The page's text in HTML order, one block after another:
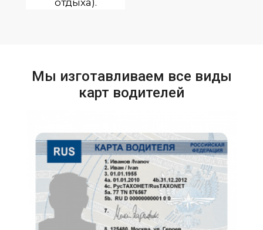
отдыха).
Мы изготавливаем все виды
карт водителей